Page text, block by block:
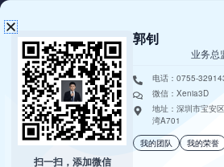
客户提供可持续的
价值。
扫一扫，添加微信
郭钊
业务总
电话：0755-
微信：Xenia3D
地址：深圳市宝安
湾A701
我的团队
我的荣誉